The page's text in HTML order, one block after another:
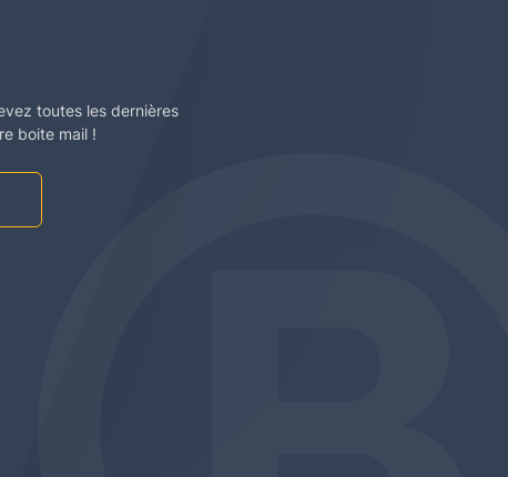
toutes les dernières
boite mail !